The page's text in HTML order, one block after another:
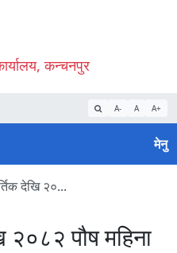
कन्चनपुर
A- A A+
मेनु
देखि २०...
पौष महिना